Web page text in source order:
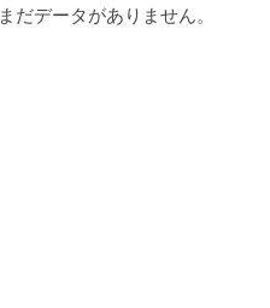
まだデータがありません。